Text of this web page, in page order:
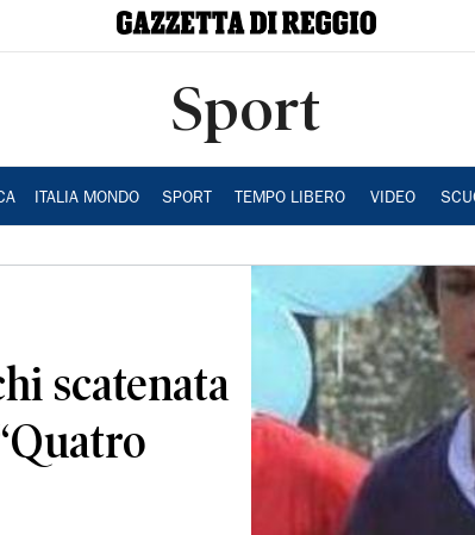
Sport
ITALIA MONDO SPORT TEMPO LIBERO VIDEO
scatenata